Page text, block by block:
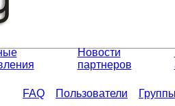
Новости
партнеров
FAQ Пользователи